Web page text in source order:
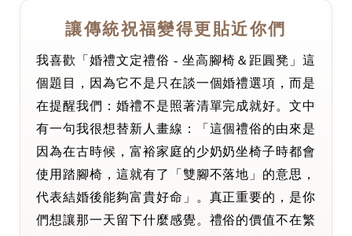
讓傳統祝福變得更貼近你們
我喜歡「婚禮文定禮俗 - 坐高腳椅＆距圓凳」這
個題目，因為它不是只在談一個婚禮選項，而是
在提醒我們：婚禮不是照著清單完成就好。文中
有一句我很想替新人畫線：「這個禮俗的由來是
因為在古時候，富裕家庭的少奶奶坐椅子時都會
使用踏腳椅，這就有了「雙腳不落地」的意思，
代表結婚後能夠富貴好命」。真正重要的，是你
們想讓那一天留下什麼感覺。禮俗的價值不在繁